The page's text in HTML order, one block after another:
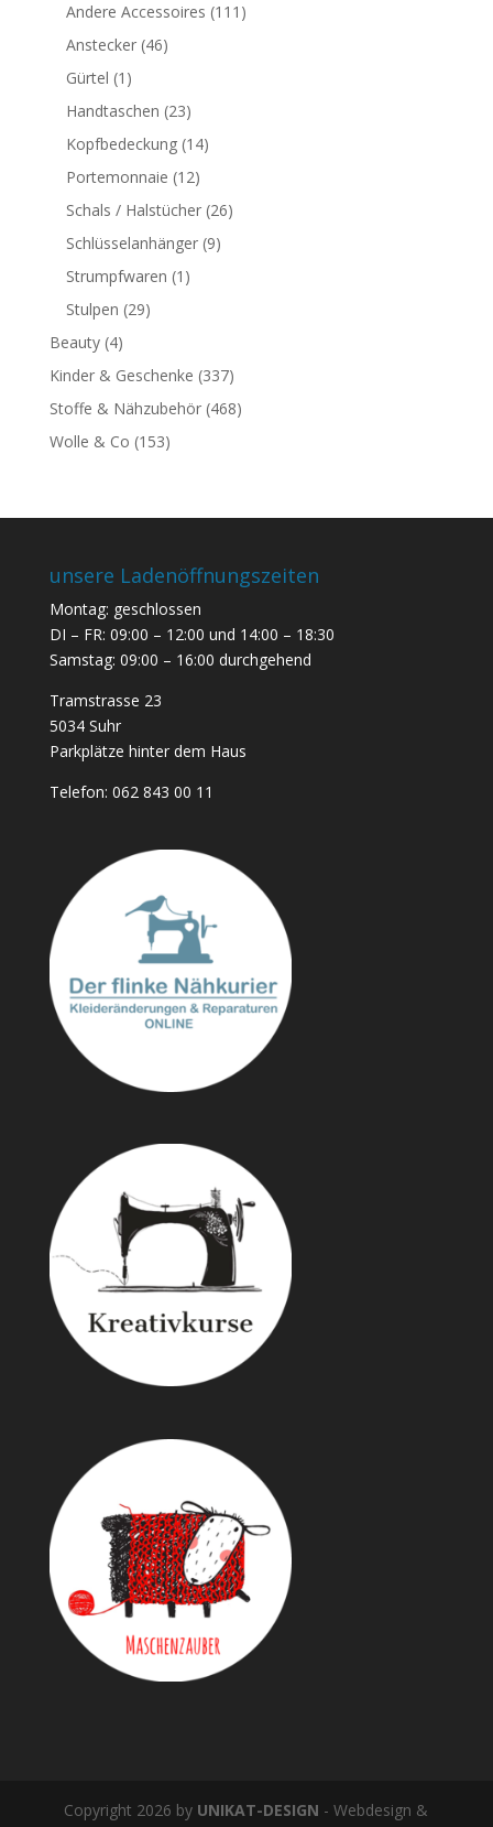
Andere Accessoires (111)
Anstecker (46)
Gürtel (1)
Handtaschen (23)
Kopfbedeckung (14)
Portemonnaie (12)
Schals / Halstücher (26)
Schlüsselanhänger (9)
Strumpfwaren (1)
Stulpen (29)
Beauty (4)
Kinder & Geschenke (337)
Stoffe & Nähzubehör (468)
Wolle & Co (153)
unsere Ladenöffnungszeiten
Montag: geschlossen
DI – FR: 09:00 – 12:00 und 14:00 – 18:30
Samstag: 09:00 – 16:00 durchgehend
Tramstrasse 23
5034 Suhr
Parkplätze hinter dem Haus
Telefon: 062 843 00 11
Copyright 2026 by UNIKAT-DESIGN - Webdesign &